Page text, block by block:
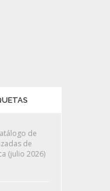
de
de
(julio 2026)